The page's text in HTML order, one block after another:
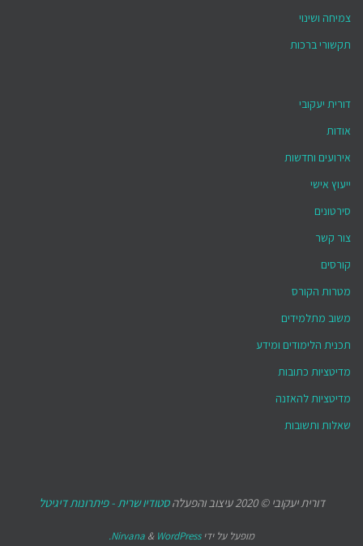
צמיחה ושינוי
תקשורי ברכות
דורית יעקובי
אודות
אירועים וחדשות
ייעוץ אישי
סירטונים
צור קשר
קורסים
מטרות הקורס
משוב מתלמידים
תכנית הלימודים ומידע
מדיטציות כתובות
מדיטציות להאזנה
שאלות ותשובות
דורית יעקובי © 2020 עיצוב והפעלה סטודיו שרית - פיתרונות דיגיטל
מופעל על ידי Nirvana & WordPress.